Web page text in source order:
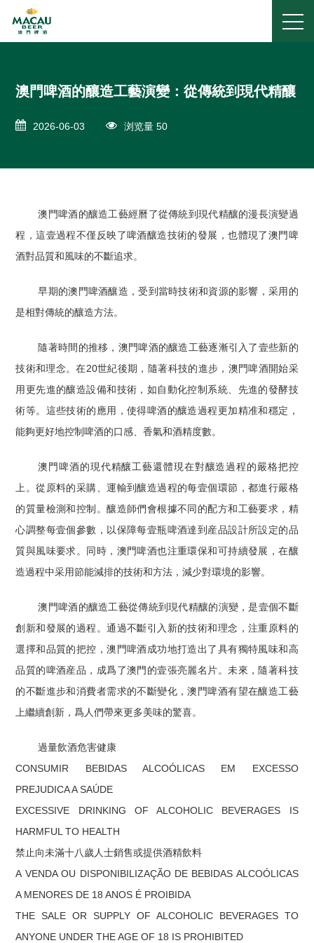
澳門啤酒的釀造工藝演變：從傳統到現代精釀
2026-06-03 浏览量 50
澳門啤酒的釀造工藝經曆了從傳統到現代精釀的漫長演變過
程，這壹過程不僅反映了啤酒釀造技術的發展，也體現了澳門啤
酒對品質和風味的不斷追求。
早期的澳門啤酒釀造，受到當時技術和資源的影響，采用的
是相對傳統的釀造方法。
隨著時間的推移，澳門啤酒的釀造工藝逐漸引入了壹些新的
技術和理念。在20世紀後期，隨著科技的進步，澳門啤酒開始采
用更先進的釀造設備和技術，如自動化控制系統、先進的發酵技
術等。這些技術的應用，使得啤酒的釀造過程更加精准和穩定，
能夠更好地控制啤酒的口感、香氣和酒精度數。
澳門啤酒的現代精釀工藝還體現在對釀造過程的嚴格把控
上。從原料的采購、運輸到釀造過程的每壹個環節，都進行嚴格
的質量檢測和控制。釀造師們會根據不同的配方和工藝要求，精
心調整每壹個參數，以保障每壹瓶啤酒達到産品設計所設定的品
質與風味要求。同時，澳門啤酒也注重環保和可持續發展，在釀
造過程中采用節能減排的技術和方法，減少對環境的影響。
澳門啤酒的釀造工藝從傳統到現代精釀的演變，是壹個不斷
創新和發展的過程。通過不斷引入新的技術和理念，注重原料的
選擇和品質的把控，澳門啤酒成功地打造出了具有獨特風味和高
品質的啤酒産品，成爲了澳門的壹張亮麗名片。未來，隨著科技
的不斷進步和消費者需求的不斷變化，澳門啤酒有望在釀造工藝
上繼續創新，爲人們帶來更多美味的驚喜。
過量飲酒危害健康
CONSUMIR BEBIDAS ALCOÓLICAS EM EXCESSO
PREJUDICA A SAÚDE
EXCESSIVE DRINKING OF ALCOHOLIC BEVERAGES IS
HARMFUL TO HEALTH
禁止向未滿十八歲人士銷售或提供酒精飲料
A VENDA OU DISPONIBILIZAÇÃO DE BEBIDAS ALCOÓLICAS
A MENORES DE 18 ANOS É PROIBIDA
THE SALE OR SUPPLY OF ALCOHOLIC BEVERAGES TO
ANYONE UNDER THE AGE OF 18 IS PROHIBITED